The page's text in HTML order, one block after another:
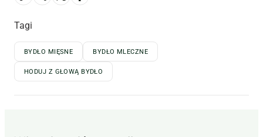
Tagi
BYDŁO MIĘSNE BYDŁO MLECZNE
HODUJ Z GŁOWĄ BYDŁO